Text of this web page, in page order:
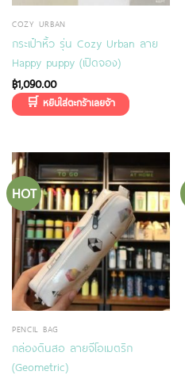
COZY URBAN
กระเป๋าหิ้ว รุ่น Cozy Urban ลาย
Happy puppy (เปิดจอง)
฿1,090.00
HOT
PENCIL BAG
กล่องดินสอ ลายจีโอเมตริก
(Geometric)